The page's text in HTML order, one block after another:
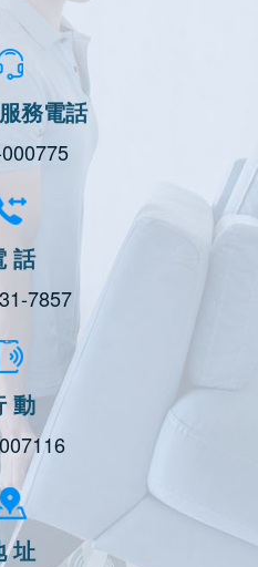
務電話
話
7857
動
址